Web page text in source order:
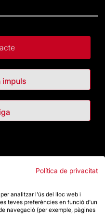
impuls
Política de privacitat
analitzar l'ús del lloc web i
teves preferències en funció d'un
navegació (per exemple, pàgines